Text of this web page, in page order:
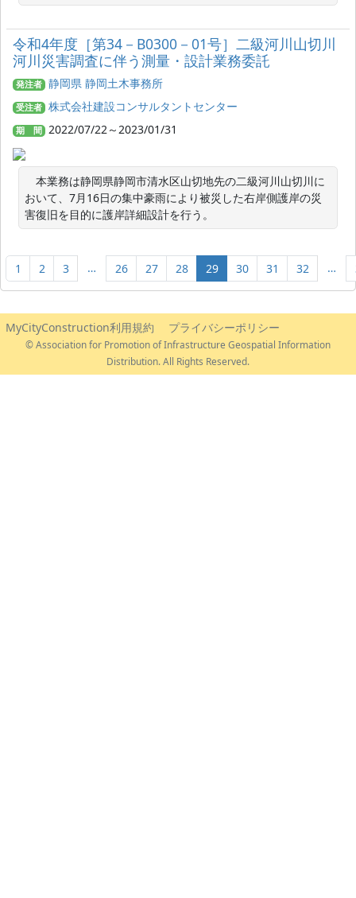
令和4年度［第34－B0300－01号］二級河川山切川
河川災害調査に伴う測量・設計業務委託
発注者 静岡県 静岡土木事務所
受注者 株式会社建設コンサルタントセンター
期 間 2022/07/22～2023/01/31
本業務は静岡県静岡市清水区山切地先の二級河川山切川に
おいて、7月16日の集中豪雨により被災した右岸側護岸の災
害復旧を目的に護岸詳細設計を行う。
1 2 3 … 26 27 28 29 30 31 32 …
MyCityConstruction利用規約 プライバシーポリシー
© Association for Promotion of Infrastructure Geospatial Information
Distribution. All Rights Reserved.